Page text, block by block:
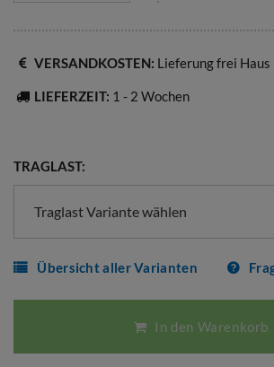
VERSANDKOSTEN: Lieferung frei Haus
LIEFERZEIT: 1 - 2 Wochen
TRAGLAST:
Traglast Variante wählen
Übersicht aller Varianten
In den Warenkorb